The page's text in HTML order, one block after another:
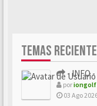
TEMAS
- INFO -
poriongolf
03 Ago